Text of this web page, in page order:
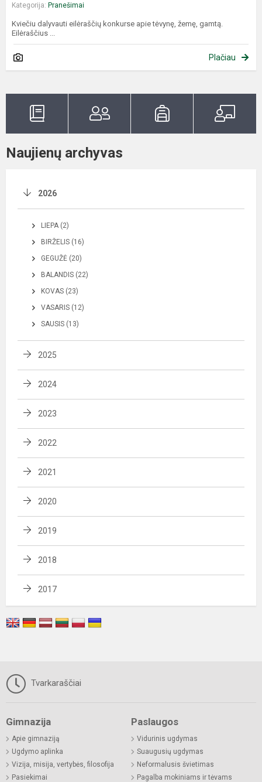
Kategorija: Pranešimai
Kviečiu dalyvauti eilėraščių konkurse apie tėvynę, žemę, gamtą.
Eilėraščius ...
Plačiau
Naujienų archyvas
2026
LIEPA (2)
BIRŽELIS (16)
GEGUŽĖ (20)
BALANDIS (22)
KOVAS (23)
VASARIS (12)
SAUSIS (13)
2025
2024
2023
2022
2021
2020
2019
2018
2017
Tvarkaraščiai
Gimnazija
Apie gimnaziją
Ugdymo aplinka
Vizija, misija, vertybės, filosofija
Pasiekimai
Paslaugos
Vidurinis ugdymas
Suaugusių ugdymas
Neformalusis švietimas
Pagalba mokiniams ir tėvams